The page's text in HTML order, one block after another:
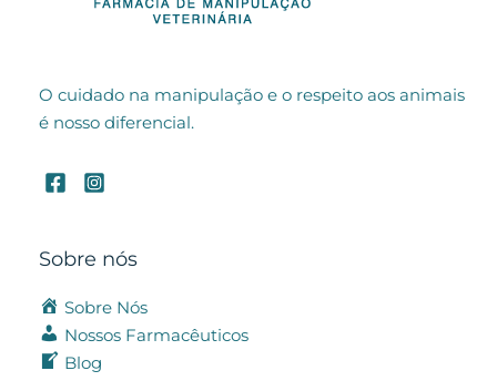
O cuidado na manipulação e o respeito aos animais
é nosso diferencial.
Sobre nós
Sobre Nós
Nossos Farmacêuticos
Blog